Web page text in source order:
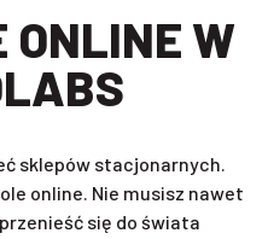
sklepów stacjonarnych.
online. Nie musisz nawet
się do świata